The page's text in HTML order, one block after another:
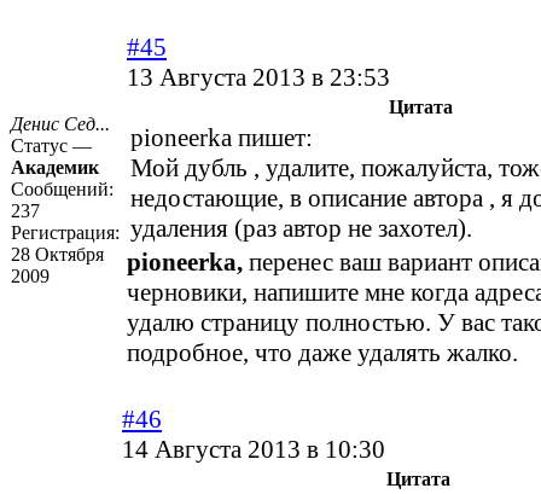
Денис Сед...
Статус —
Академик
Сообщений:
237
Регистрация:
28 Октября
2009
#45
13 Августа 2013 в 23:53
Цитата
pioneerka пишет:
Мой дубль , удалите, пожалуйста,
недостающие, в описание автора , я
удаления (раз автор не захотел).
pioneerka, перенес ваш вариант
черновики, напишите мне когда
удалю страницу полностью. У вас
подробное, что даже удалять жалко.
#46
14 Августа 2013 в 10:30
Цитата